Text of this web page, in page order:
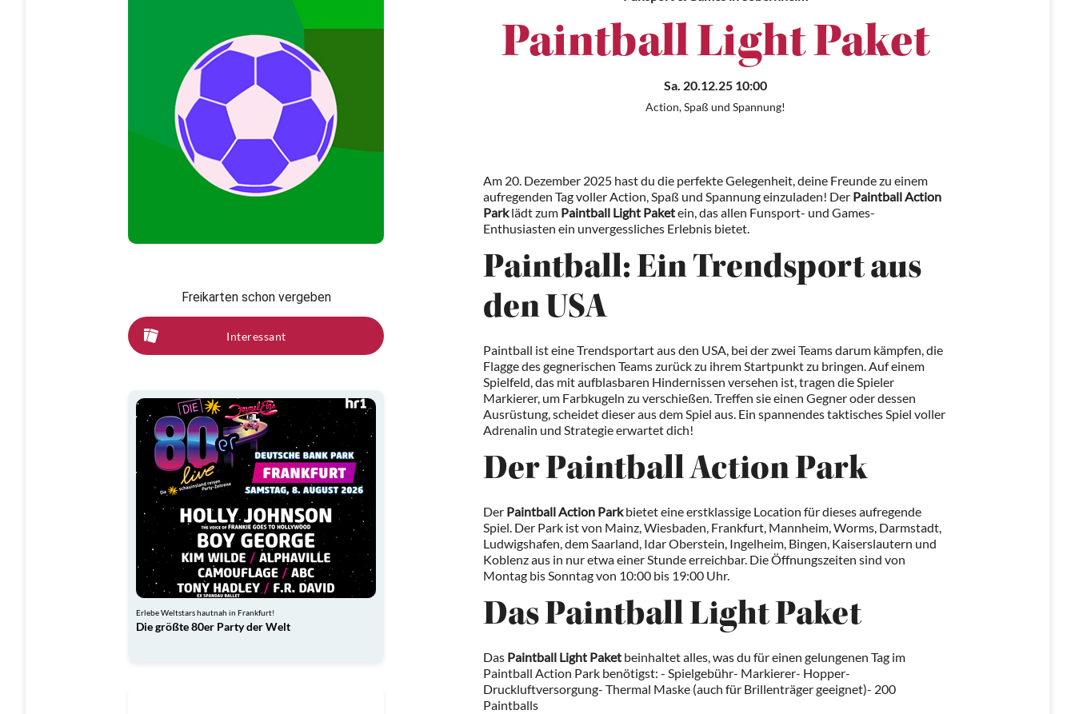
Freikarten schon vergeben
Interessant
Erlebe Weltstars hautnah in Frankfurt!
Die größte 80er Party der Welt
Paintball Light Paket
Sa. 20.12.25 10:00
Action, Spaß und Spannung!
Am 20. Dezember 2025 hast du die perfekte Gelegenheit, deine Freunde zu einem
aufregenden Tag voller Action, Spaß und Spannung einzuladen! Der Paintball Action
Parklädt zum Paintball Light Paketein, das allen Funsport- und Games-
Enthusiasten ein unvergessliches Erlebnis bietet.
Paintball: Ein Trendsport aus
den USA
Paintball ist eine Trendsportart aus den USA, bei der zwei Teams darum kämpfen, die
Flagge des gegnerischen Teams zurück zu ihrem Startpunkt zu bringen. Auf einem
Spielfeld, das mit aufblasbaren Hindernissen versehen ist, tragen die Spieler
Markierer, um Farbkugeln zu verschießen. Treffen sie einen Gegner oder dessen
Ausrüstung, scheidet dieser aus dem Spiel aus. Ein spannendes taktisches Spiel voller
Adrenalin und Strategie erwartet dich!
Der Paintball Action Park
Der Paintball Action Parkbietet eine erstklassige Location für dieses aufregende
Spiel. Der Park ist von Mainz, Wiesbaden, Frankfurt, Mannheim, Worms, Darmstadt,
Ludwigshafen, dem Saarland, Idar Oberstein, Ingelheim, Bingen, Kaiserslautern und
Koblenz aus in nur etwa einer Stunde erreichbar. Die Öffnungszeiten sind von
Montag bis Sonntag von 10:00 bis 19:00 Uhr.
Das Paintball Light Paket
Das Paintball Light Paket beinhaltet alles, was du für einen gelungenen Tag im
Paintball Action Park benötigst: - Spielgebühr- Markierer- Hopper-
Druckluftversorgung- Thermal Maske (auch für Brillenträger geeignet)- 200
Paintballs